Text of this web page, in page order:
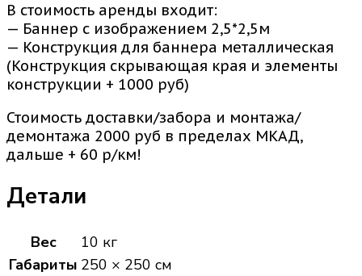
В стоимость аренды входит:
— Баннер с изображением 2,5*2,5м
— Конструкция для баннера металлическая
(Конструкция скрывающая края и элементы
конструкции + 1000 руб)
Стоимость доставки/забора и монтажа/
демонтажа 2000 руб в пределах МКАД,
дальше + 60 р/км!
Детали
Вес
10 кг
Габариты 250 × 250 см